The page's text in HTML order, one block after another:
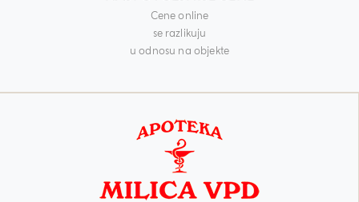
Cene online
se razlikuju
u odnosu na objekte